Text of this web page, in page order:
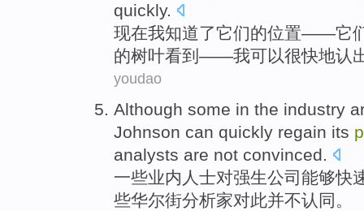
quickly.
现在我知道了它们的位置——它
的树叶看到 ——我可以很快地认
youdao
Although some in the industry
Johnson can quickly regain its
analysts are not convinced.
一些业内 人士对强生公司 能够快
些华尔街分析家对此并不认同。